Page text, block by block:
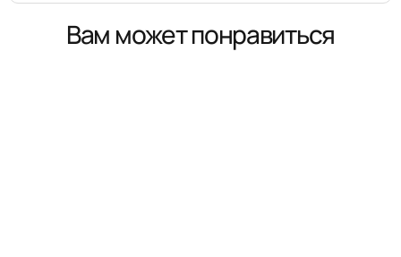
Вам может понравиться